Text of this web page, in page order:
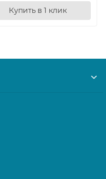
Купить в 1 клик